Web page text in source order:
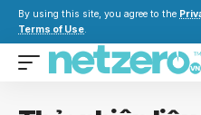
By using this site, you agree to the
Terms of Use.